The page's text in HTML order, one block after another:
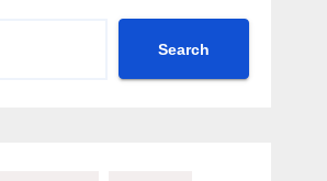
Search